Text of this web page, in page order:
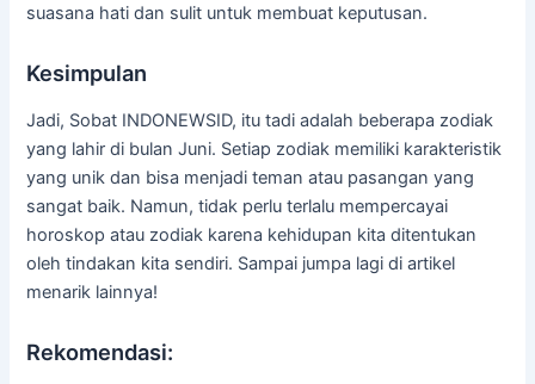
suasana hati dan sulit untuk membuat keputusan.
Kesimpulan
Jadi, Sobat INDONEWSID, itu tadi adalah beberapa zodiak
yang lahir di bulan Juni. Setiap zodiak memiliki karakteristik
yang unik dan bisa menjadi teman atau pasangan yang
sangat baik. Namun, tidak perlu terlalu mempercayai
horoskop atau zodiak karena kehidupan kita ditentukan
oleh tindakan kita sendiri. Sampai jumpa lagi di artikel
menarik lainnya!
Rekomendasi: